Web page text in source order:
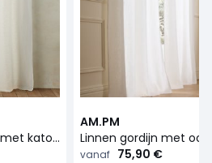
Linnen gordijn gevoerd met katoen met oogjes Colin
AM.PM
Linnen gordijn met
vanaf 75,90 €